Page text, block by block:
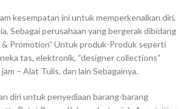
kesempatan ini untuk memperkenalkan diri,
Sebagai perusahaan yang bergerak dibidang
Promotion” Untuk produk-Produk seperti
tas, elektronik, “designer collections”
– Alat Tulis, dan lain Sebagainya.
diri untuk penyediaan barang-barang